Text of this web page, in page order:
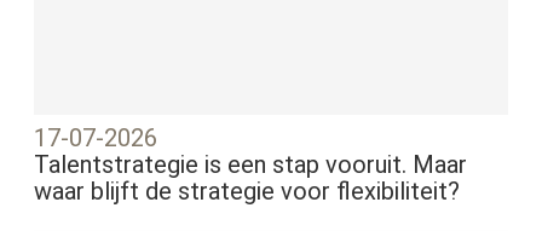
17-07-2026
Talentstrategie is een stap vooruit. Maar
waar blijft de strategie voor flexibiliteit?